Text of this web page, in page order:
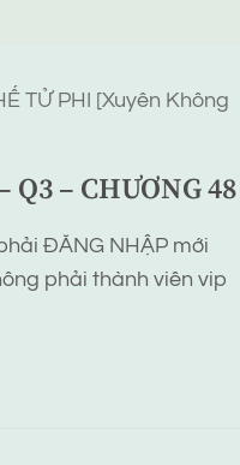
TỬ PHI [Xuyên Không
Q3 – CHƯƠNG 48
ĐĂNG NHẬP mới
phải thành viên vip